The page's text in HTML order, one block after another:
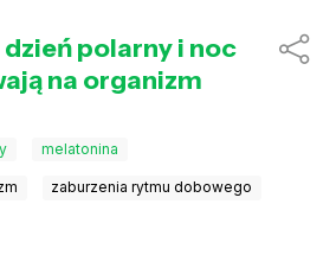
polarny i noc
na organizm
melatonina
zaburzenia rytmu dobowego